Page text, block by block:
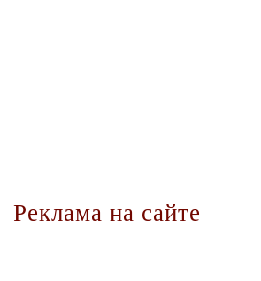
Реклама на сайте